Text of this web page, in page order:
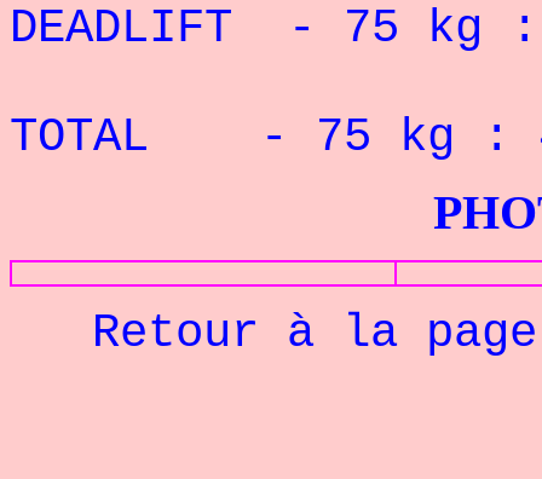
DEADLIFT - 75
TOTAL - 75 kg :
PHOTOS
Retour à la